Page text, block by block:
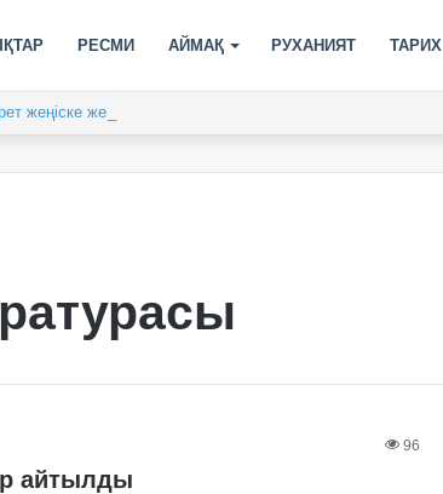
РЕСМИ АЙМАҚ РУХАНИЯТ ТАРИХ
жеңіске жетті
96
айтылды